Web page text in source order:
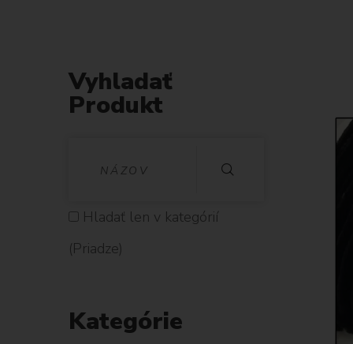
Vyhladať
Produkt
H
L
D
Hladať len v kategórií
(Priadze)
Kategórie